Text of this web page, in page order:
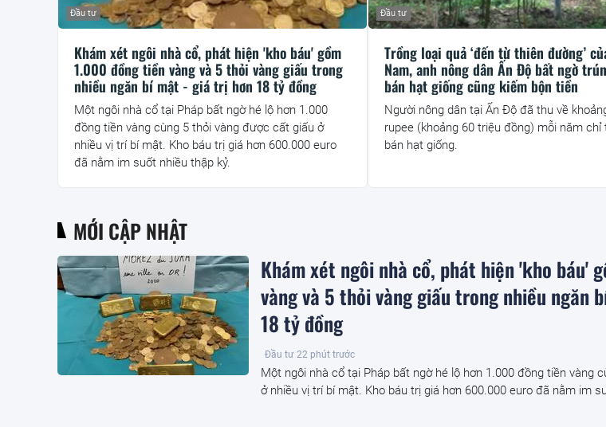
Khám xét ngôi nhà cổ, phát hiện 'kho báu' gồm
1.000 đồng tiền vàng và 5 thỏi vàng giấu trong
nhiều ngăn bí mật - giá trị hơn 18 tỷ đồng
Đầu tư
Một ngôi nhà cổ tại Pháp bất ngờ hé lộ hơn 1.000
đồng tiền vàng cùng 5 thỏi vàng được cất giấu ở
nhiều vị trí bí mật. Kho báu trị giá hơn 600.000 euro
đã nằm im suốt nhiều thập kỷ.
Trồng loại quả ‘đến từ thiên đường’
Nam, anh nông dân Ấn Độ bất ngờ
bán hạt giống cũng kiếm bộn tiền
Đầu tư
Người nông dân tại Ấn Độ đã thu về
rupee (khoảng 60 triệu đồng) mỗi năm chỉ
bán hạt giống.
MỚI CẬP NHẬT
Khám xét ngôi nhà cổ, phát hiện 'kho báu'
vàng và 5 thỏi vàng giấu trong nhiều ngăn
18 tỷ đồng
Đầu tư 22 phút trước
Một ngôi nhà cổ tại Pháp bất ngờ hé lộ hơn 1.000 đồng tiền vàng
ở nhiều vị trí bí mật. Kho báu trị giá hơn 600.000 euro đã nằm im